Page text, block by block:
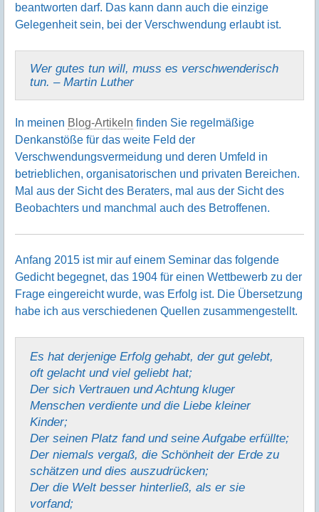
beantworten darf. Das kann dann auch die einzige
Gelegenheit sein, bei der Verschwendung erlaubt ist.
Wer gutes tun will, muss es verschwenderisch
tun. – Martin Luther
In meinen Blog-Artikeln finden Sie regelmäßige
Denkanstöße für das weite Feld der
Verschwendungsvermeidung und deren Umfeld in
betrieblichen, organisatorischen und privaten Bereichen.
Mal aus der Sicht des Beraters, mal aus der Sicht des
Beobachters und manchmal auch des Betroffenen.
Anfang 2015 ist mir auf einem Seminar das folgende
Gedicht begegnet, das 1904 für einen Wettbewerb zu der
Frage eingereicht wurde, was Erfolg ist. Die Übersetzung
habe ich aus verschiedenen Quellen zusammengestellt.
Es hat derjenige Erfolg gehabt, der gut gelebt,
oft gelacht und viel geliebt hat;
Der sich Vertrauen und Achtung kluger
Menschen verdiente und die Liebe kleiner
Kinder;
Der seinen Platz fand und seine Aufgabe erfüllte;
Der niemals vergaß, die Schönheit der Erde zu
schätzen und dies auszudrücken;
Der die Welt besser hinterließ, als er sie
vorfand;